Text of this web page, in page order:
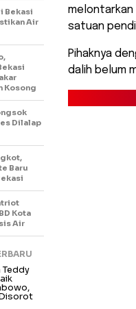
melontarkan
satuan
Pihaknya
dalih belum
Bekasi
Air
Kosong
Dilalap
Baru
Kota
Air
Teddy